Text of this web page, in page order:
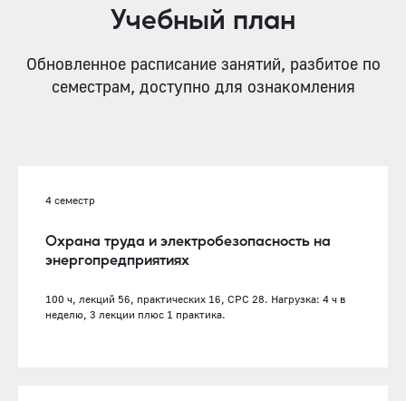
Учебный план
Обновленное расписание занятий, разбитое по
семестрам, доступно для ознакомления
4 семестр
Охрана труда и электробезопасность на
энергопредприятиях
100 ч, лекций 56, практических 16, СРС 28. Нагрузка: 4 ч в
неделю, 3 лекции плюс 1 практика.